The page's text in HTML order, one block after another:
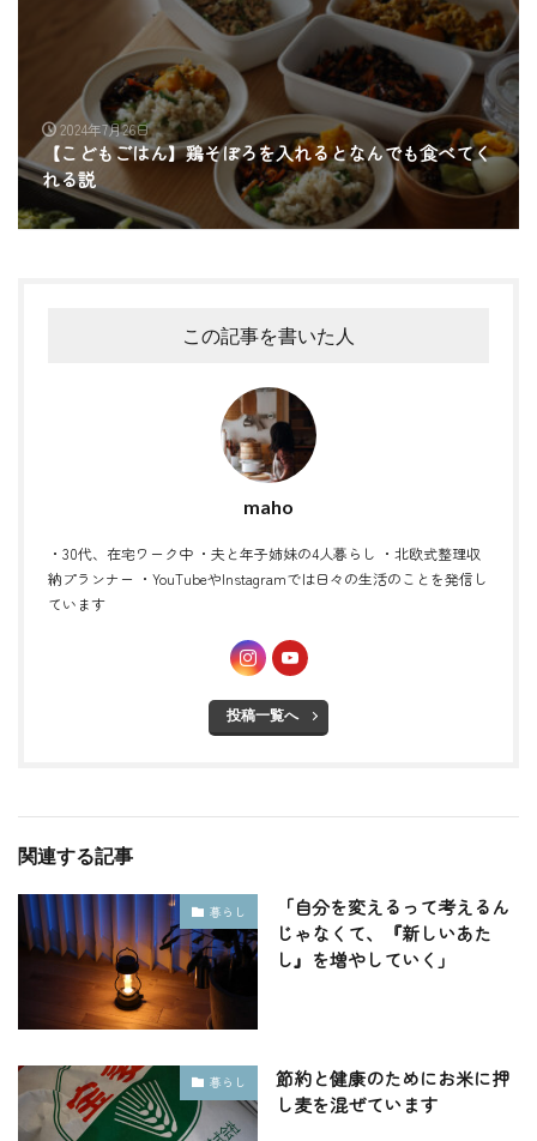
2024年7月26日
【こどもごはん】鶏そぼろを入れるとなんでも食べてく
れる説
この記事を書いた人
maho
・30代、在宅ワーク中 ・夫と年子姉妹の4人暮らし ・北欧式整理収
納プランナー ・YouTubeやInstagramでは日々の生活のことを発信し
ています
投稿一覧へ
関連する記事
暮らし
「自分を変えるって考えるん
じゃなくて、『新しいあた
し』を増やしていく」
暮らし
節約と健康のためにお米に押
し麦を混ぜています